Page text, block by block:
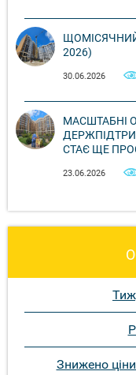
ЩОМІСЯЧНИЙ
2026)
30.06.2026
МАСШТАБНІ
СТАЄ ЩЕ
23.06.2026
Знижено